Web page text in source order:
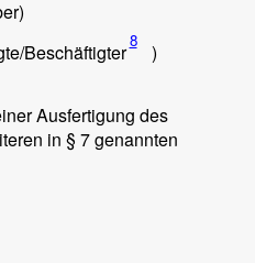
Beschäftigter8 )
Ausfertigung des
in § 7 genannten